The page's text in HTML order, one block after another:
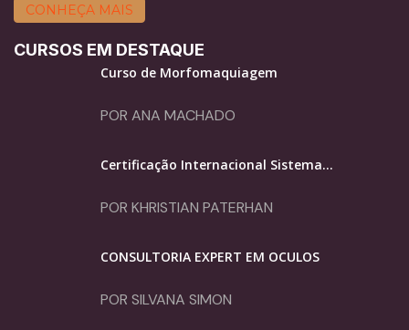
CONHEÇA MAIS
CURSOS EM DESTAQUE
Curso de Morfomaquiagem
POR ANA MACHADO
Certificação Internacional Sistema...
POR KHRISTIAN PATERHAN
CONSULTORIA EXPERT EM ÓCULOS
POR SILVANA SIMON